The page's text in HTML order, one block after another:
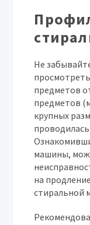
Не
предметов
предметов
крупных
машины,
на
стиральной